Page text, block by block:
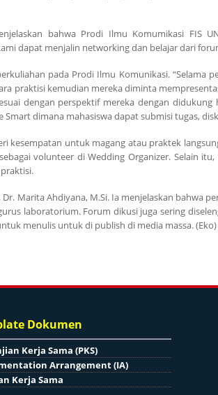
bahwa Prodi Ilmu Komumikasi FIS
dapat menjalin networking dan belajar dari
pada Prodi Ilmu Komunikasi. “Selama
praktisi kemudian mereka diminta
dengan perspektif mereka dengan didukung
dimana mahasiswa dapat submisi tugas,
kesempatan untuk magang atau praktek
volunteer di Wedding Organizer. Selain
Marita Ahdiyana, M.Si. Ia menjelaskan bahwa
laboratorium. Forum dikusi juga sering
menulis untuk di publish di media massa. (Eko)
Dokumen
Kerja Sama (PKS)
Arrangement (IA)
Kerja Sama